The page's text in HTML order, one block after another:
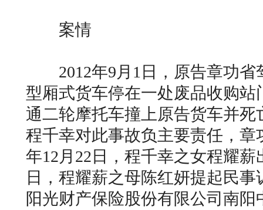
案情
2012年9月1日，原告章功省
型厢式货车停在一处废品收购站
通二轮摩托车撞上原告货车并死
程千幸对此事故负主要责任，章
年12月22日，程千幸之女程耀薪
日，程耀薪之母陈红妍提起民
阳光财产保险股份有限公司南